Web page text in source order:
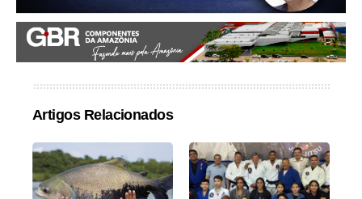
Artigos Relacionados